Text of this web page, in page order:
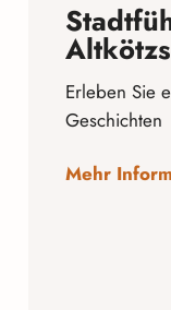
Erleben Sie
Geschichten
Mehr